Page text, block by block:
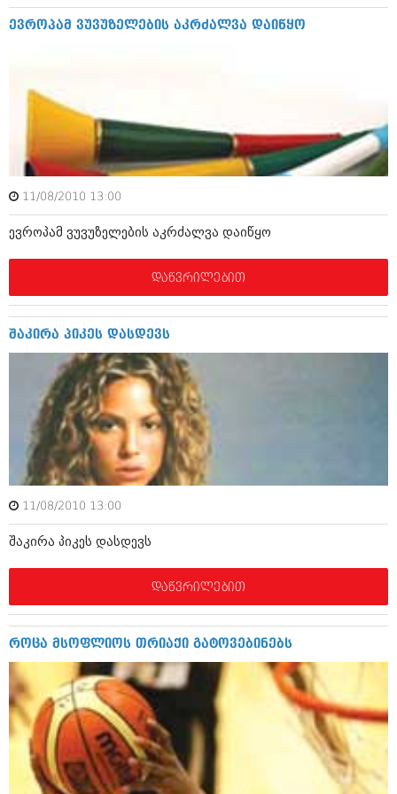
ნოემბერი 2017 (212)
ივნისი 2017 (265)
მაისი 2017 (216)
აპრილი 2017 (220)
მარტი 2017 (212)
თებერვალი 2017 (205)
იანვარი 2017 (246)
დეკემბერი 2016 (207)
ნოემბერი 2016 (207)
აგვისტო 2016 (258)
ივნისი 2016 (221)
მაისი 2016 (261)
აპრილი 2016 (215)
მარტი 2016 (200)
თებერვალი 2016 (250)
იანვარი 2016 (206)
დეკემბერი 2015 (207)
ნოემბერი 2015 (264)
ოქტომბერი 2015 (204)
სექტემბერი 2015 (215)
ივლისი 2015 (173)
მაისი 2015 (194)
აპრილი 2015 (208)
მარტი 2015 (365)
თებერვალი 2015 (286)
დეკემბერი 2014 (342)
ოქტომბერი 2014 (292)
სექტემბერი 2014 (394)
აგვისტო 2014 (248)
ივლისი 2014 (313)
ივნისი 2014 (366)
მაისი 2014 (313)
აპრილი 2014 (290)
ევროპამ ვუვუზელების აკრძალვა დაიწყო
11/08/2010 13:00
ევროპამ ვუვუზელების აკრძალვა დაიწყო
დაწვრილებით
შაკირა პიკეს დასდევს
11/08/2010 13:00
შაკირა პიკეს დასდევს
დაწვრილებით
როცა მსოფლიოს თრიაქი გატოვებინებს